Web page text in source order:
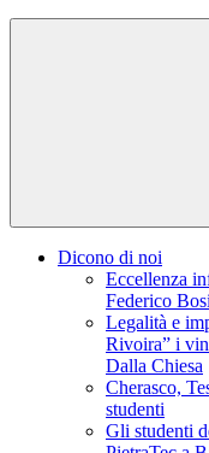
Dicono di noi
Eccellenza
Federico
Legalità e
Rivoira” i
Dalla Chiesa
Cherasco,
studenti
Gli studenti